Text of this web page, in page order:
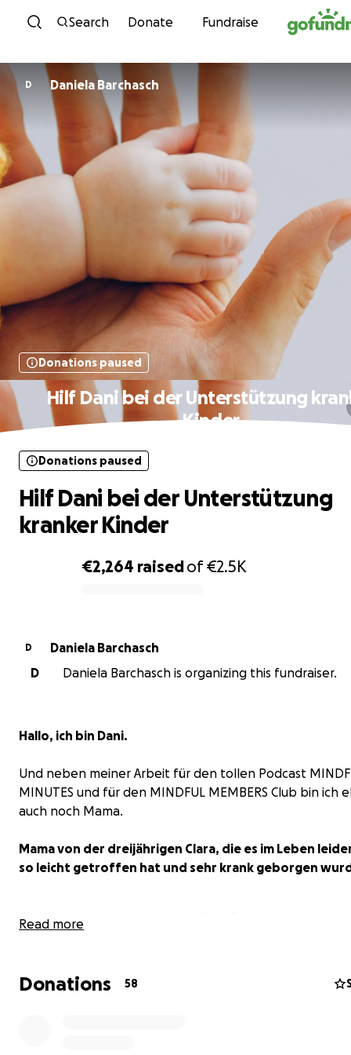
Skip to content
Search Donate Fundraise
D Daniela Barchasch
Donations paused
Hilf Dani bei der Unterstützung
Kinder
€2,264 raisedof€2.5K
Donations paused
Hilf Dani bei der Unterstützung
kranker Kinder
D
Daniela Barchasch
D
Daniela Barchasch is organizing this fundraiser.
Hallo, ich bin Dani.
Und neben meiner Arbeit für den tollen Podcast
MINUTES und für den MINDFUL MEMBERS Club bin ich
auch noch Mama.
Mama von der dreijährigen Clara, die es im Leben
so leicht getroffen hat und sehr krank geborgen
Gerade sind wir wieder in der Klinik. Es ist etwas, das wir
Read more
Donations 58